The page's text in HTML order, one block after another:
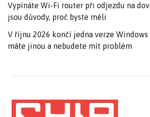
Vypínáte Wi-Fi router při odjezdu na
jsou důvody, proč byste měli
V říjnu 2026 končí jedna verze Windows
máte jinou a nebudete mít problém